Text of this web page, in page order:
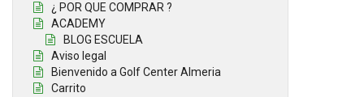
¿ POR QUE COMPRAR ?
ACADEMY
BLOG ESCUELA
Aviso legal
Bienvenido a Golf Center Almeria
Carrito